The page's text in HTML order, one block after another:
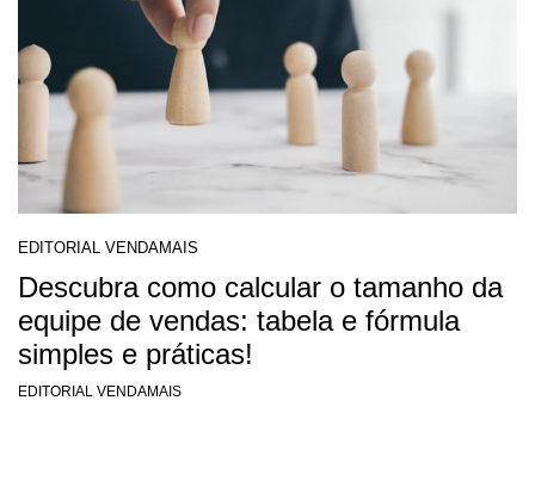
EDITORIAL VENDAMAIS
Descubra como calcular o tamanho da
equipe de vendas: tabela e fórmula
simples e práticas!
EDITORIAL VENDAMAIS